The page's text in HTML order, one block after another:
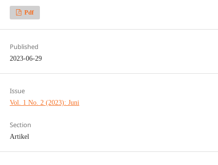
Pdf
Published
2023-06-29
Issue
Vol. 1 No. 2 (2023): Juni
Section
Artikel